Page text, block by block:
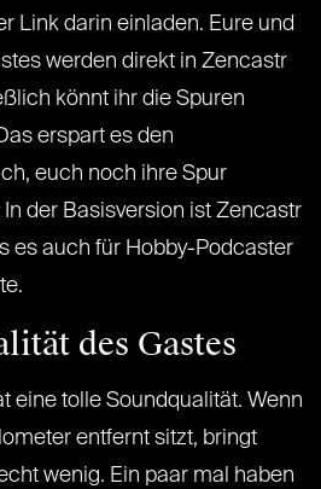
Link darin einladen. Eure und
werden direkt in Zencastr
könnt ihr die Spuren
erspart es den
euch noch ihre Spur
der Basisversion ist Zencastr
es auch für Hobby-Podcaster
des Gastes
eine tolle Soundqualität. Wenn
entfernt sitzt, bringt
wenig. Ein paar mal haben